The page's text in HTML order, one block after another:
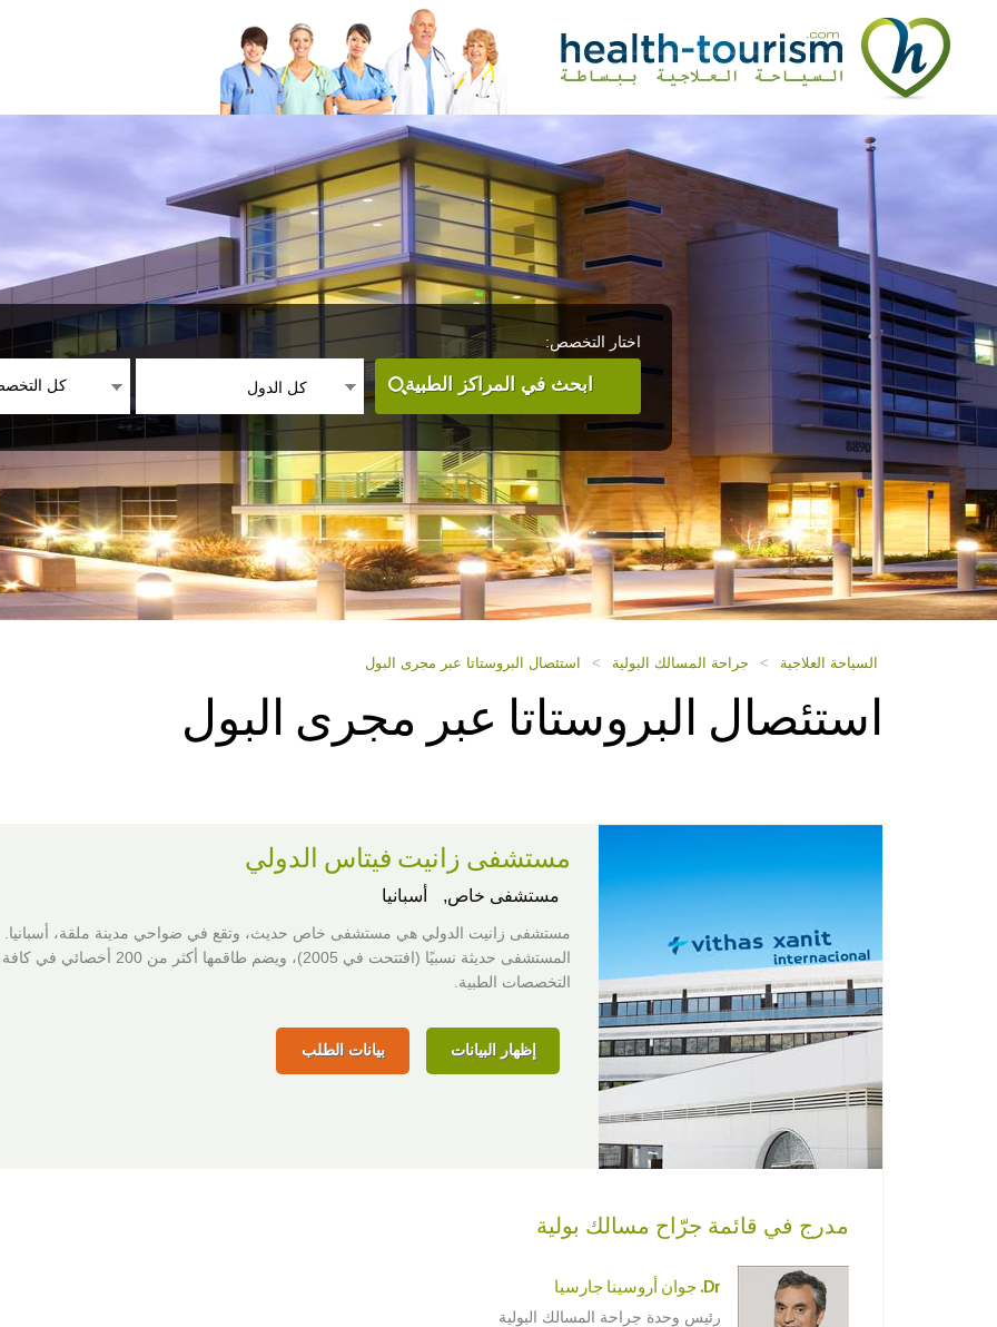
اختار التخصص:
كل كل الدول ابحث في المراكز الطبية
السياحة العلاجية > جراحة المسالك البولية > استئصال البروستاتا عبر مجرى البول
استئصال البروستاتا عبر مجرى البول
مستشفى زانيت فيتاس الدولي
مستشفى خاص, أسبانيا
مستشفى زانيت الدولي هي مستشفى خاص حديث، وتقع في ضواحي مدينة ملقة، أسبانيا.
المستشفى حديثة نسبيًا (افتتحت في 2005)، ويضم طاقمها أكثر من 200 أخصائي في كافة
التخصصات الطبية.
إظهار البيانات بيانات الطلب
مدرج في قائمة جرّاح مسالك بولية
Dr. جوان أروسينا جارسيا
رئيس وحدة جراحة المسالك البولية